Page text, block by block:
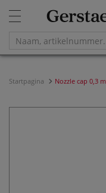
Startpagina Nozzle cap 0,3